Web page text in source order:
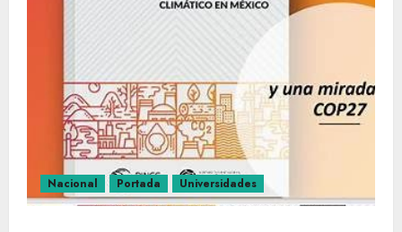
Nacional Portada Universidades